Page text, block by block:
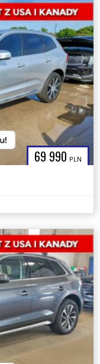
69 990 PLN